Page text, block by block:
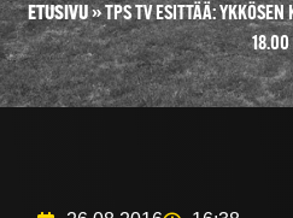
ETUSIVU»TPS TV ESITTÄÄ:
18.00